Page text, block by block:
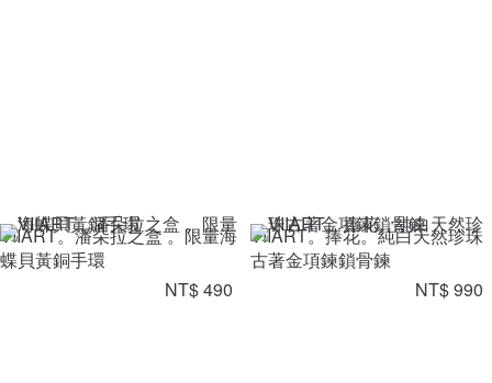
VIIART。潘朵拉之盒 。限量海
蝶貝黃銅手環
NT$ 490
VIIART。捧花。純白天然珍珠
古著金項鍊鎖骨鍊
NT$ 990